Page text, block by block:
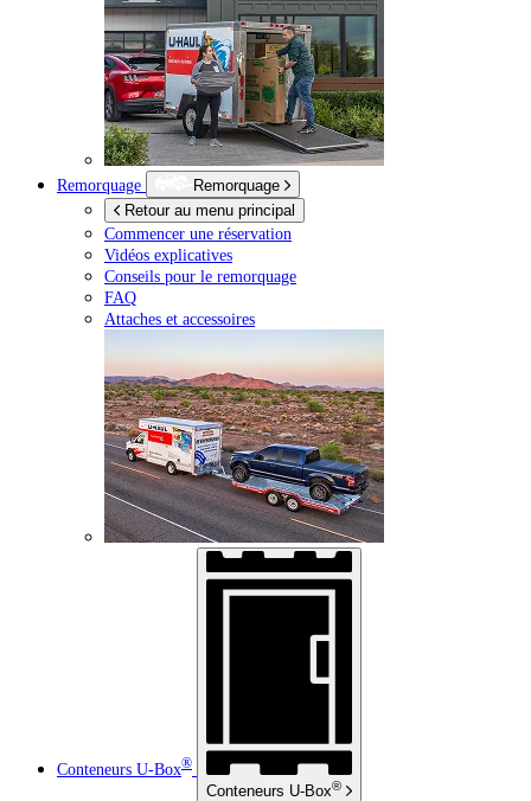
Remorquage
Remorquage
Retour au menu principal
Commencer une réservation
Vidéos explicatives
Conseils pour le remorquage
FAQ
Attaches et accessoires
Conteneurs U-Box®
Conteneurs U-Box®